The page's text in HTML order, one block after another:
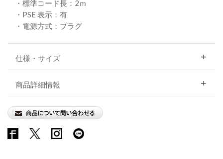
・標準コード長：2ｍ
・PSE 表示：有
・電源方式：プラグ
仕様・サイズ
商品詳細情報